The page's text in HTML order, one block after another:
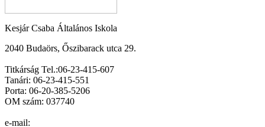
Kesjár Csaba Általános Iskola
2040 Budaörs, Őszibarack utca 29.
Titkárság Tel.:06-23-415-607
Tanári: 06-23-415-551
Porta: 06-20-385-5206
OM szám: 037740
e-mail: